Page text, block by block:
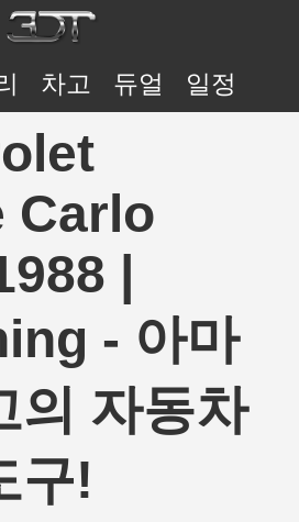
차고 듀얼 일정
Carlo
|
- 아마
의 자동차
구!